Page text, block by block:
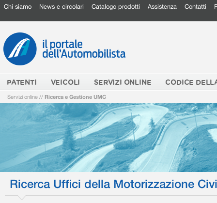
Chi siamo News e circolari Catalogo prodotti Assistenza Contatti
PATENTI VEICOLI SERVIZI ONLINE CODICE
Servizi online // Ricerca e Gestione UMC
Ricerca Uffici della Motorizzazione